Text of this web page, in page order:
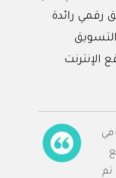
رقمي رائدة
الإنترنت
في
تم